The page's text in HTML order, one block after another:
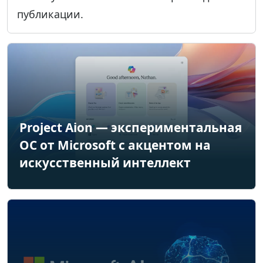
публикации.
Project Aion — экспериментальная
ОС от Microsoft с акцентом на
искусственный интеллект